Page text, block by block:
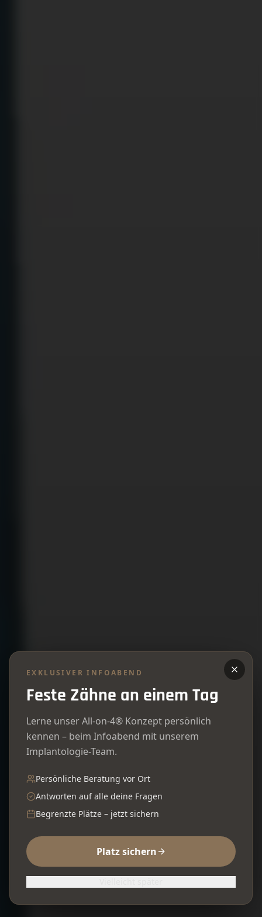
EXKLUSIVER INFOABEND
Feste Zähne an einem Tag
Lerne unser All-on-4® Konzept persönlich
kennen – beim Infoabend mit unserem
Implantologie-Team.
Persönliche Beratung vor Ort
Antworten auf alle deine Fragen
Begrenzte Plätze – jetzt sichern
Platz sichern